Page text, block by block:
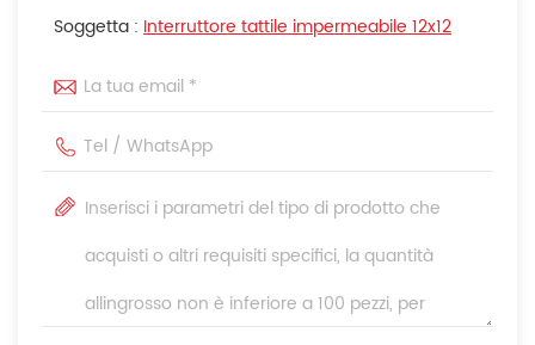
Soggetta : Interruttore tattile impermeabile 12x12